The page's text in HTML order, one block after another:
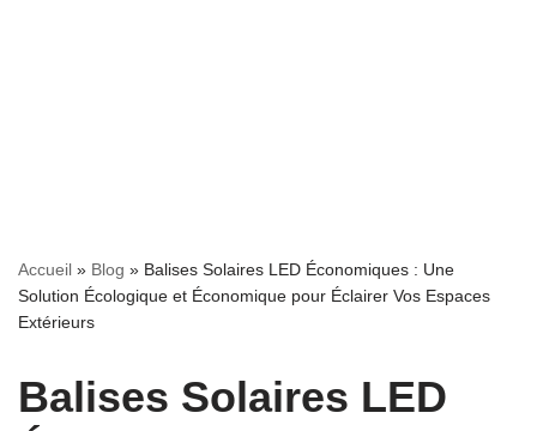
Accueil » Blog » Balises Solaires LED Économiques : Une
Solution Écologique et Économique pour Éclairer Vos Espaces
Extérieurs
Balises Solaires LED